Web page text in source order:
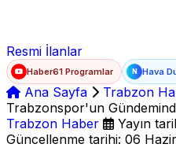
Resmi İlanlar
Haber61 Programlar N Hava
Ana Sayfa
Trabzon
Trabzonspor'un
Türk Baklavasına Övgü
Trabzon Haber
Yayın
Güncellenme tarihi: 06